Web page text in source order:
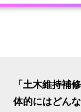
「土木維持補
体的にはどん